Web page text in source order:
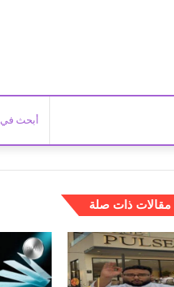
مقالات ذات صلة